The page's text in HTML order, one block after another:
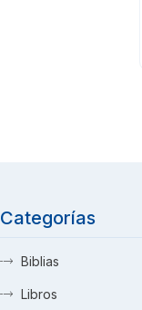
Categorías
Biblias
Libros